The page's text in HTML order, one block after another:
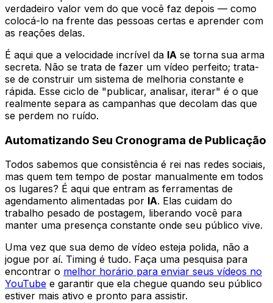
verdadeiro valor vem do que você faz depois — como
colocá-lo na frente das pessoas certas e aprender com
as reações delas.
É aqui que a velocidade incrível da IA se torna sua arma
secreta. Não se trata de fazer um vídeo perfeito; trata-
se de construir um sistema de melhoria constante e
rápida. Esse ciclo de "publicar, analisar, iterar" é o que
realmente separa as campanhas que decolam das que
se perdem no ruído.
Automatizando Seu Cronograma de Publicação
Todos sabemos que consistência é rei nas redes sociais,
mas quem tem tempo de postar manualmente em todos
os lugares? É aqui que entram as ferramentas de
agendamento alimentadas por IA. Elas cuidam do
trabalho pesado de postagem, liberando você para
manter uma presença constante onde seu público vive.
Uma vez que sua demo de vídeo esteja polida, não a
jogue por aí. Timing é tudo. Faça uma pesquisa para
encontrar o melhor horário para enviar seus vídeos no
YouTube e garantir que ela chegue quando seu público
estiver mais ativo e pronto para assistir.